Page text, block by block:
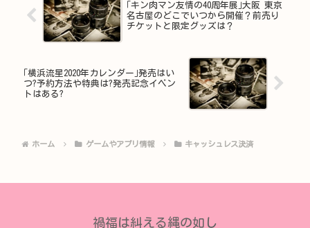
｢キン肉マン友情の40周年展｣大阪 東京
名古屋のどこでいつから開催？前売り
チケットと限定グッズは？
｢横浜流星2020年カレンダー｣発売はい
つ?予約方法や特典は?発売記念イベン
トはある?
ホーム ゲームやアプリ情報 キャッシュレス決済
禍福は糾える縄の如し